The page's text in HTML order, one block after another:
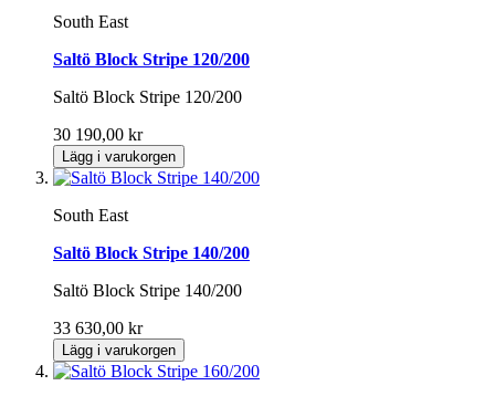
South East
Saltö Block Stripe 120/200
Saltö Block Stripe 120/200
30 190,00 kr
Lägg i varukorgen
South East
Saltö Block Stripe 140/200
Saltö Block Stripe 140/200
33 630,00 kr
Lägg i varukorgen